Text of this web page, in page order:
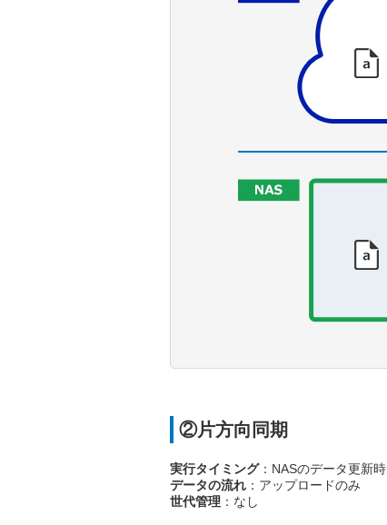
②片方向同期
実行タイミング：NASのデータ更新時
データの流れ ：アップロードのみ
世代管理 ：なし